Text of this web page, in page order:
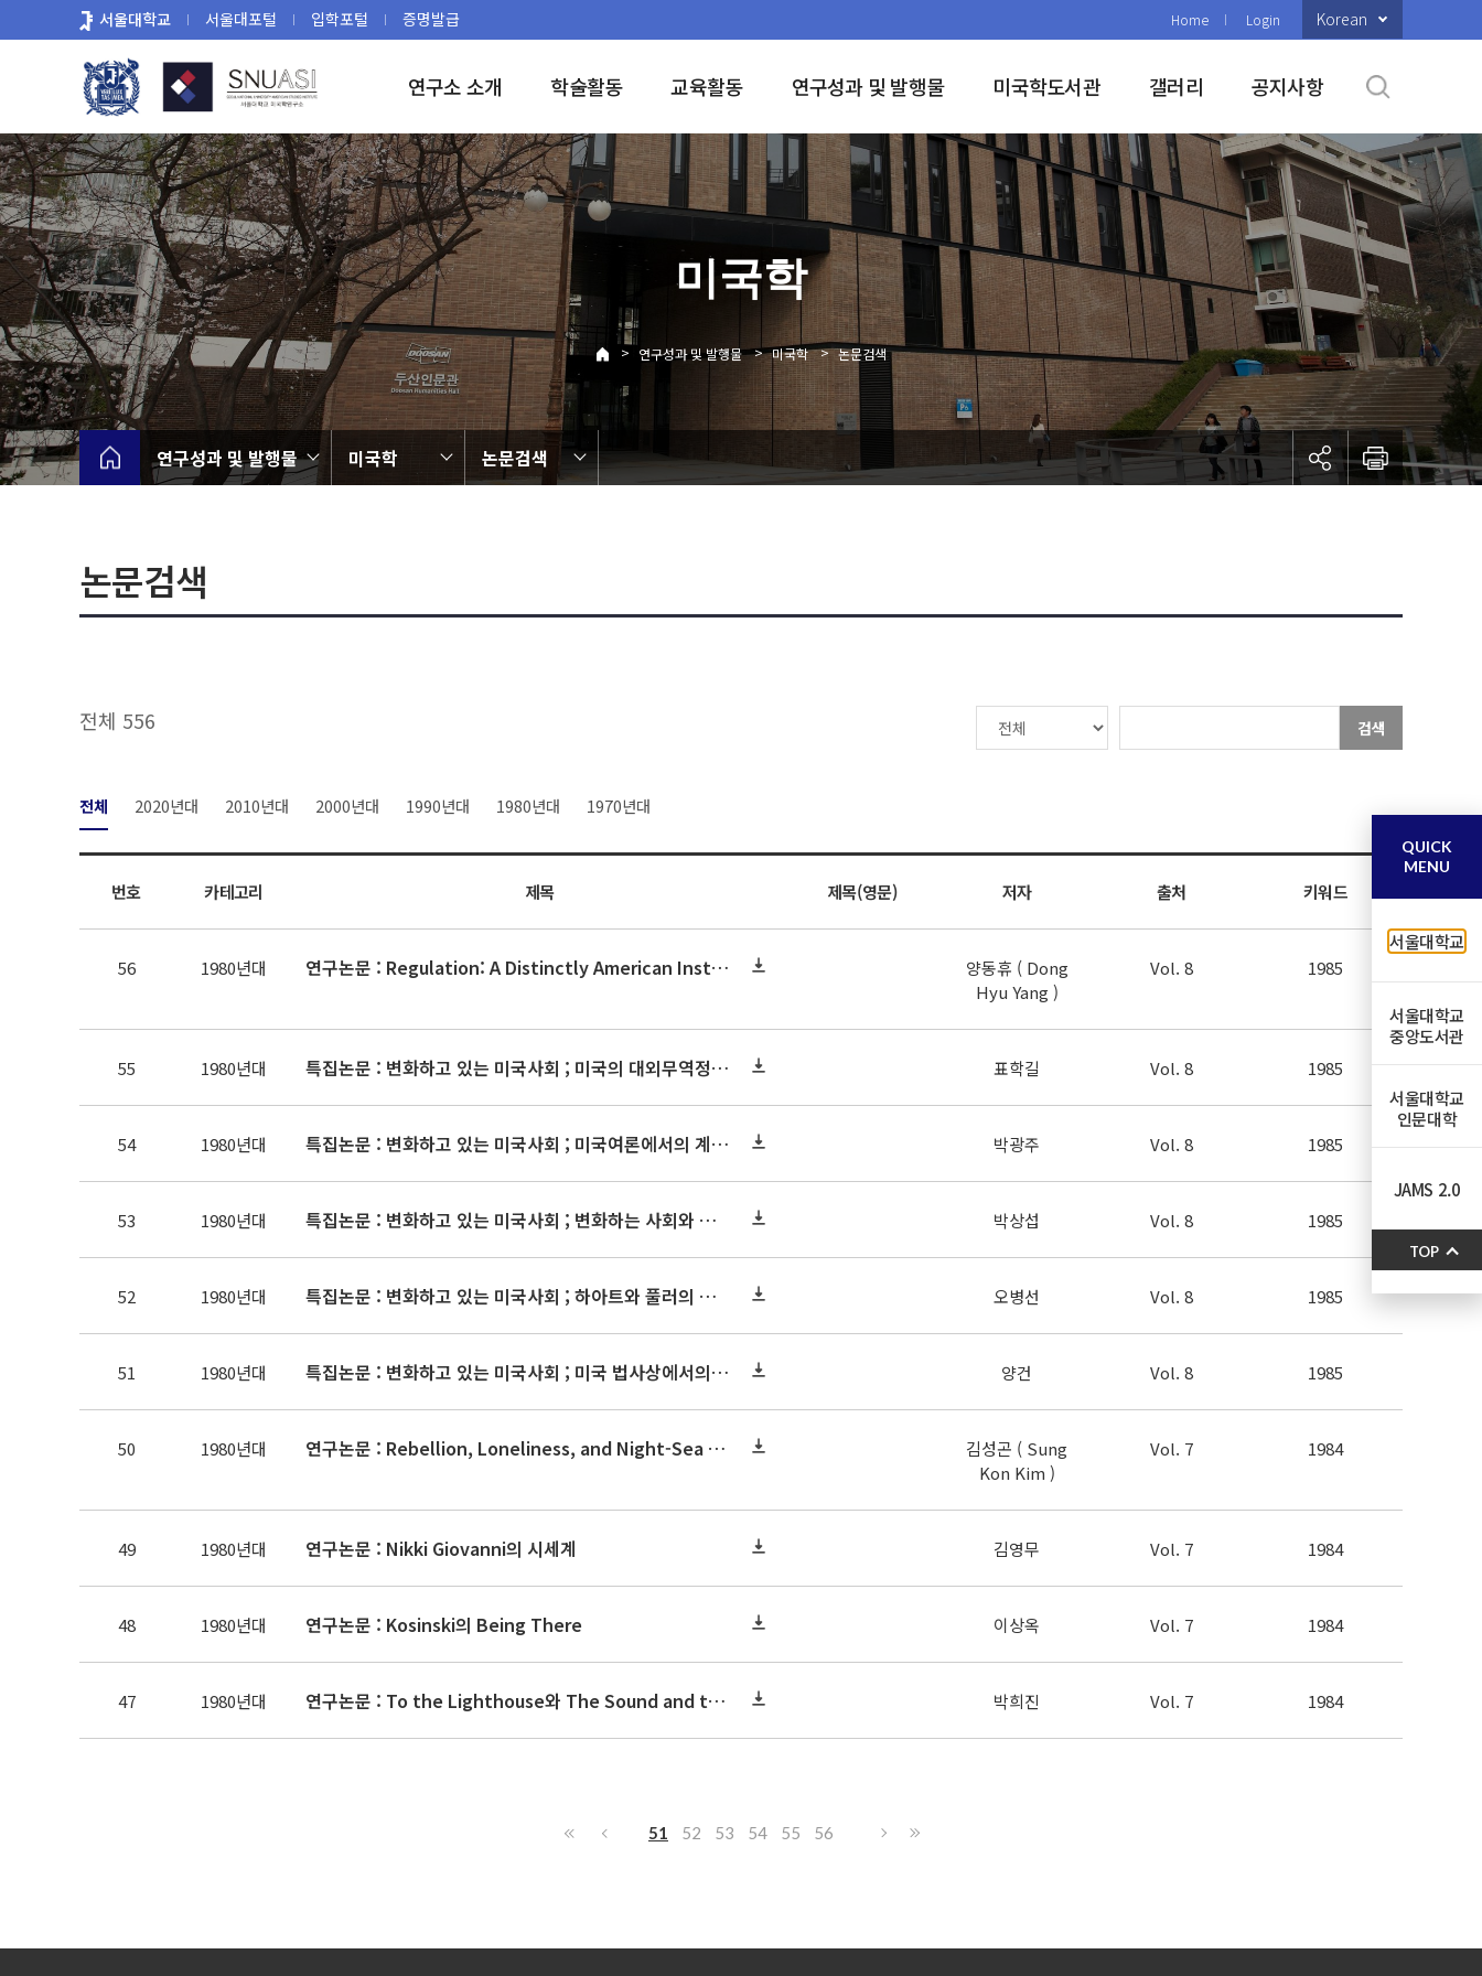
로
뉴
서울대학교 서울대포털 입학포털 증명발급 Home Login Korean
연구소 소개 학술활동 교육활동 연구성과 및 발행물 미국학도서관 갤러리 공지사항
미국학
> 연구성과 및 발행물 > 미국학 > 논문검색
연구성과 및 발행물 미국학 논문검색
논문검색
전체 556 검색
전체 2020년대 2010년대 2000년대 1990년대 1980년대 1970년대
번호 카테고리 제목 제목(영문) 저자 출처 키워드
56 1980년대 연구논문 : Regulation: A Distinctly American Institution
양동휴 ( Dong
Hyu Yang )
Vol. 8 1985
55 1980년대 특집논문 : 변화하고 있는 미국사회 ; 미국의 대외무역정책 -최근의 변화를 중심으로- 표학길 Vol. 8 1985
54 1980년대 특집논문 : 변화하고 있는 미국사회 ; 미국여론에서의 계급과 지위: 문헌적 일고 박광주 Vol. 8 1985
53 1980년대 특집논문 : 변화하고 있는 미국사회 ; 변화하는 사회와 정당의 역할: 70년대 미국 정당퇴조론에 관한 고찰 박상섭 Vol. 8 1985
52 1980년대 특집논문 : 변화하고 있는 미국사회 ; 하아트와 풀러의 법이론 비교고찰 -법과 도덕의 분리론을 중심으로- 오병선 Vol. 8 1985
51 1980년대 특집논문 : 변화하고 있는 미국사회 ; 미국 법사상에서의 급진주의적 흐름 -1920, 30년대의 법현실주의운동과 1970년대 후반 이래의 비판법학운동- 양건 Vol. 8 1985
50 1980년대 연구논문 : Rebellion, Loneliness, and Night-Sea Journey: John Barth`s Postmodern Mythos
김성곤 ( Sung
Kon Kim )
Vol. 7 1984
49 1980년대 연구논문 : Nikki Giovanni의 시세계 김영무 Vol. 7 1984
48 1980년대 연구논문 : Kosinski의 Being There 이상옥 Vol. 7 1984
47 1980년대 연구논문 : To the Lighthouse와 The Sound and the Fury의 비교 연구 박희진 Vol. 7 1984
51 52 53 54 55 56
QUICK
MENU
서울대학교
서울대학교
중앙도서관
서울대학교
인문대학
JAMS 2.0
TOP